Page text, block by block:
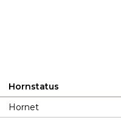
Hornstatus
Hornet